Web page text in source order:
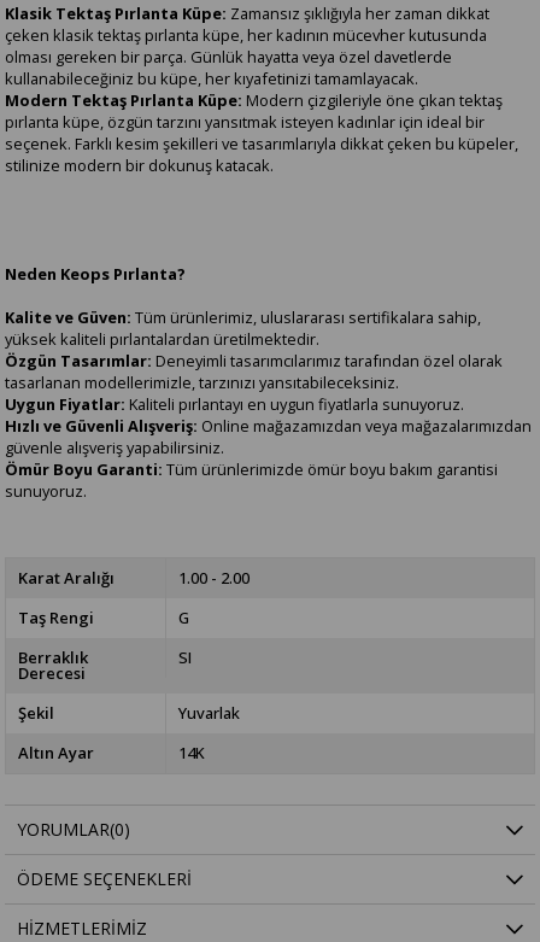
Klasik Tektaş Pırlanta Küpe: Zamansız şıklığıyla her zaman dikkat
çeken klasik tektaş pırlanta küpe, her kadının mücevher kutusunda
olması gereken bir parça. Günlük hayatta veya özel davetlerde
kullanabileceğiniz bu küpe, her kıyafetinizi tamamlayacak.
Modern Tektaş Pırlanta Küpe: Modern çizgileriyle öne çıkan tektaş
pırlanta küpe, özgün tarzını yansıtmak isteyen kadınlar için ideal bir
seçenek. Farklı kesim şekilleri ve tasarımlarıyla dikkat çeken bu küpeler,
stilinize modern bir dokunuş katacak.
Neden Keops Pırlanta?
Kalite ve Güven: Tüm ürünlerimiz, uluslararası sertifikalara sahip,
yüksek kaliteli pırlantalardan üretilmektedir.
Özgün Tasarımlar: Deneyimli tasarımcılarımız tarafından özel olarak
tasarlanan modellerimizle, tarzınızı yansıtabileceksiniz.
Uygun Fiyatlar: Kaliteli pırlantayı en uygun fiyatlarla sunuyoruz.
Hızlı ve Güvenli Alışveriş: Online mağazamızdan veya mağazalarımızdan
güvenle alışveriş yapabilirsiniz.
Ömür Boyu Garanti: Tüm ürünlerimizde ömür boyu bakım garantisi
sunuyoruz.
Karat Aralığı
1.00 - 2.00
Taş Rengi
G
Berraklık
Derecesi
SI
Şekil
Yuvarlak
Altın Ayar
14K
YORUMLAR(0)
ÖDEME SEÇENEKLERI
HIZMETLERIMIZ